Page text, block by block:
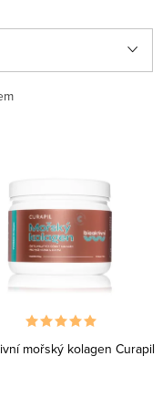
mořský kolagen Curapil